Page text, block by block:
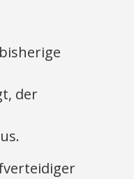
der